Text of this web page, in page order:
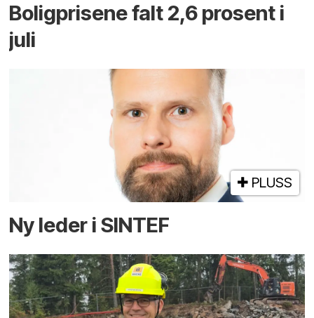
Boligprisene falt 2,6 prosent i
juli
PLUSS
Ny leder i SINTEF